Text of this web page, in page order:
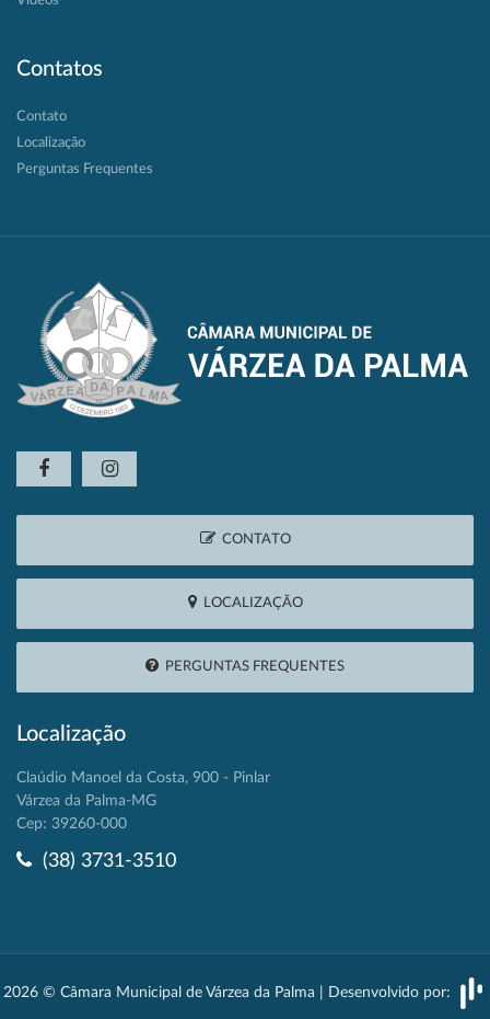
Contatos
Contato
Localização
Perguntas Frequentes
CONTATO
LOCALIZAÇÃO
PERGUNTAS FREQUENTES
Localização
Claúdio Manoel da Costa, 900 - Pinlar
Várzea da Palma-MG
Cep: 39260-000
(38) 3731-3510
2026 © Câmara Municipal de Várzea da Palma | Desenvolvido por: